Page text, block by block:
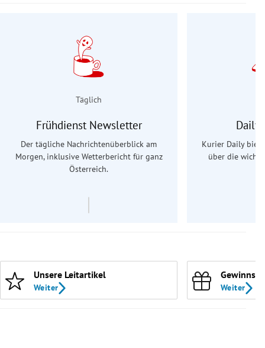
Täglich
Frühdienst Newsletter
Der tägliche Nachrichtenüberblick am
Morgen, inklusive Wetterbericht für ganz
Österreich.
Daily
Kurier Daily
über die
Unsere Leitartikel
Weiter Weiter